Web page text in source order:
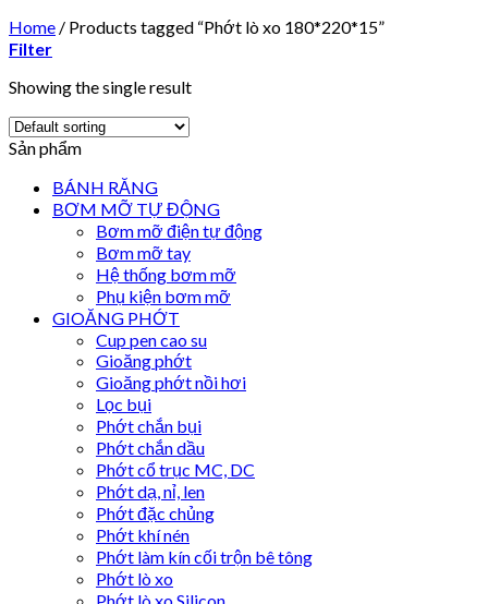
Home / Products tagged “Phớt lò xo 180*220*15”
Filter
Showing the single result
Sản phẩm
BÁNH RĂNG
BƠM MỠ TỰ ĐỘNG
Bơm mỡ điện tự động
Bơm mỡ tay
Hệ thống bơm mỡ
Phụ kiện bơm mỡ
GIOĂNG PHỚT
Cup pen cao su
Gioăng phớt
Gioăng phớt nồi hơi
Lọc bụi
Phớt chắn bụi
Phớt chắn dầu
Phớt cổ trục MC, DC
Phớt dạ, nỉ, len
Phớt đặc chủng
Phớt khí nén
Phớt làm kín cối trộn bê tông
Phớt lò xo